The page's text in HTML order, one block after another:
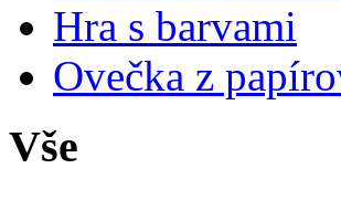
Hra s barvami
Ovečka z
Vše